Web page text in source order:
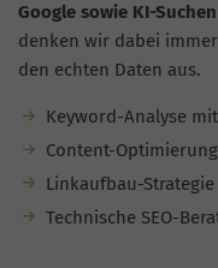
Google sowie KI-Suchen
denken wir dabei
den echten Daten aus.
Keyword-Analyse
Content-
Linkaufbau-
Technische SEO-